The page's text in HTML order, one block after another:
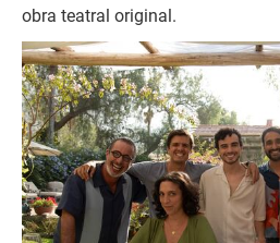
obra teatral original.